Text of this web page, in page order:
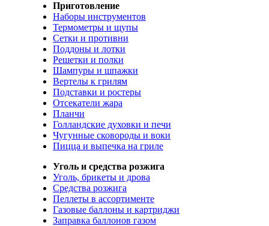
Приготовление
Наборы инструментов
Термометры и щупы
Сетки и противни
Поддоны и лотки
Решетки и полки
Шампуры и шпажки
Вертелы к грилям
Подставки и ростеры
Отсекатели жара
Планчи
Голландские духовки и печи
Чугунные сковороды и воки
Пицца и выпечка на гриле
Уголь и средства розжига
Уголь, брикеты и дрова
Средства розжига
Пеллеты в ассортименте
Газовые баллоны и картриджи
Заправка баллонов газом